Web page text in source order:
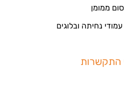
ממומן
נחיתה ובלוגים
התקשרות